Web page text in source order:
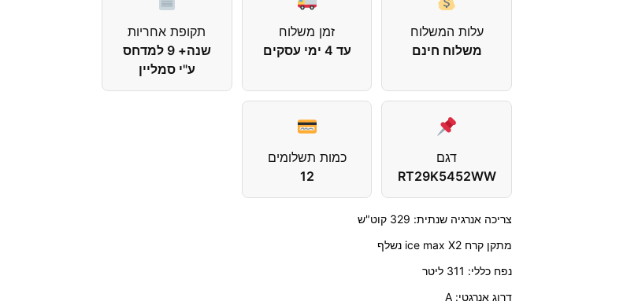
עלות המשלוח
משלוח חינם
זמן משלוח
עד 4 ימי עסקים
תקופת אחריות
שנה+ 9 למדחס
ע"י סמליין
דגם
RT29K5452WW
כמות תשלומים
12
צריכה אנרגיה שנתית: 329 קוט"ש
מתקן קרח ice max X2 נשלף
נפח כללי: 311 ליטר
דרוג אנרגטי: A